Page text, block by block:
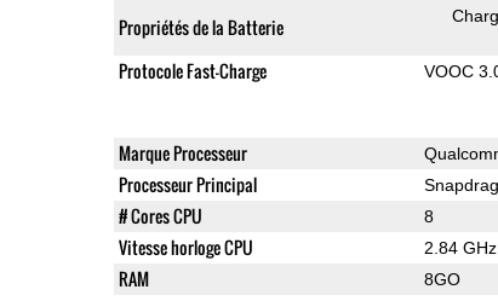
Propriétés de la Batterie
Protocole Fast-Charge VOOC
Marque Processeur
Processeur Principal
# Cores CPU 8
Vitesse horloge CPU 2.84 GHz
RAM 8GO